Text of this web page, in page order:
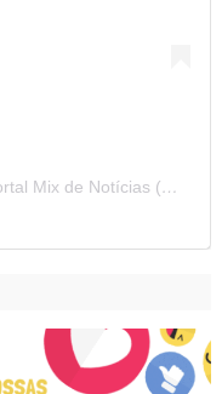
Uma publicação compartilhada por Portal Mix de Notícias (@portalmixdenoticias)